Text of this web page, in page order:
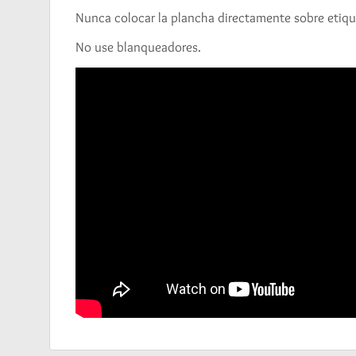
Nunca colocar la plancha directamente sobre
No use blanqueadores.